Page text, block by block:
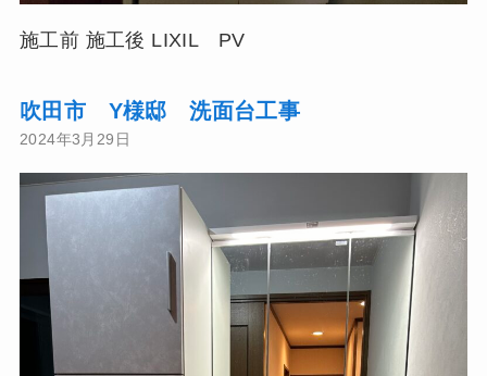
施工前 施工後 LIXIL PV
吹田市 Y様邸 洗面台工事
2024年3月29日